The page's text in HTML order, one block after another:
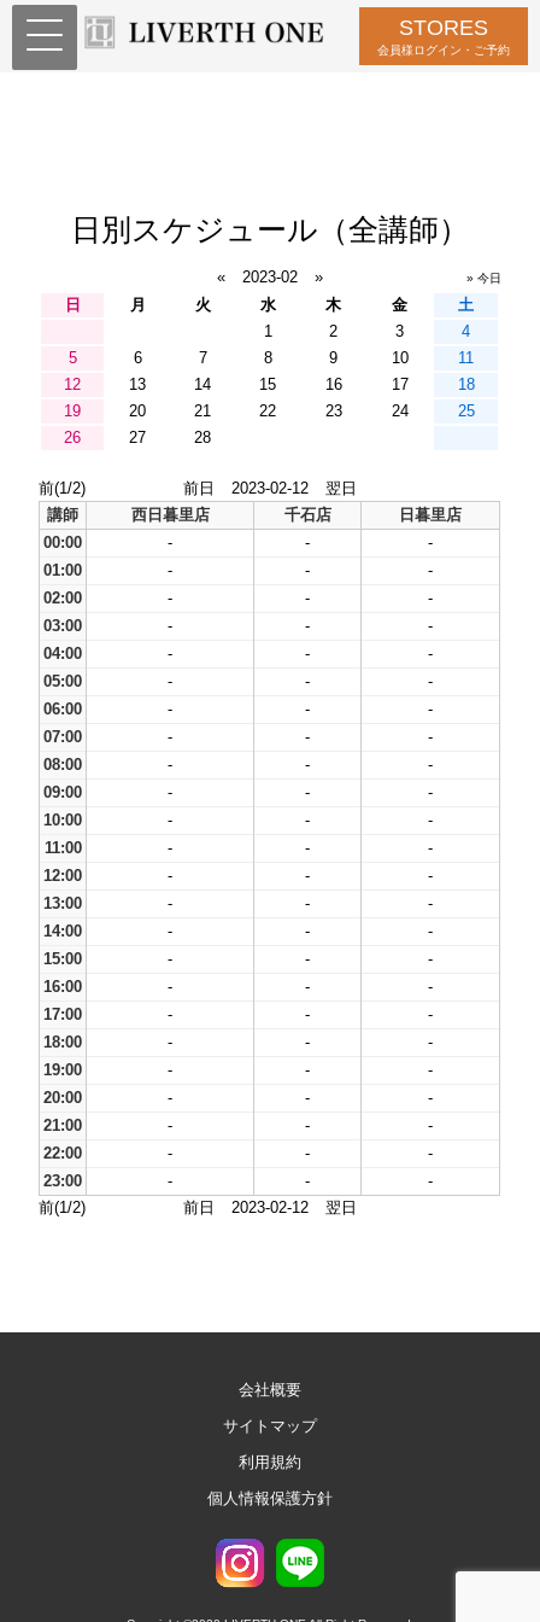
STORES
会員様ログイン・ご予約
日別スケジュール（全講師）
« 2023-02 » » 今日
日 月 火 水 木 金
土
1
2 3
4
5
6 7 8 9 10
11
12
13 14 15 16 17
18
19
20 21 22 23 24
25
26
27 28
前(1/2) 前日 2023-02-12
翌日
講師
西日暮里店 千石店
日暮里店
00:00
- -
-
01:00
- -
-
02:00
- -
-
03:00
- -
-
04:00
- -
-
05:00
- -
-
06:00
- -
-
07:00
- -
-
08:00
- -
-
09:00
- -
-
10:00
- -
-
11:00
- -
-
12:00
- -
-
13:00
- -
-
14:00
- -
-
15:00
- -
-
16:00
- -
-
17:00
- -
-
18:00
- -
-
19:00
- -
-
20:00
- -
-
21:00
- -
-
22:00
- -
-
23:00
- -
-
前(1/2)
前日 2023-02-12 翌日
会社概要
サイトマップ
利用規約
個人情報保護方針